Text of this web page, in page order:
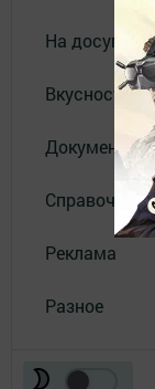
На досуге
Вкусности
Документы
Справочник
Реклама
Разное